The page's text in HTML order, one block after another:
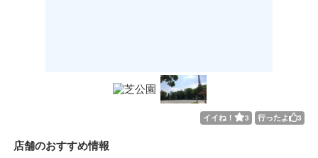
イイね！ 3 行ったよ 3
店舗のおすすめ情報